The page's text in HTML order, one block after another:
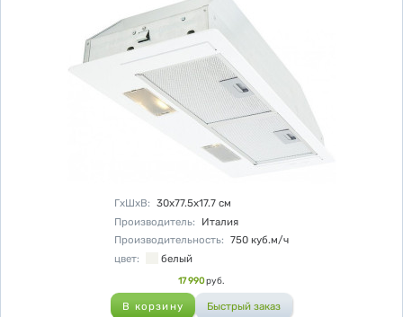
Характеристики
ГхШхВ: 30х77.5х17.7 см
Производитель:
Италия
Производительность: 750 куб.м/ч
цвет: белый
17 990руб.